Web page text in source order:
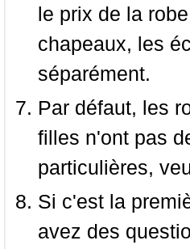
le prix de la
chapeaux, les
séparément.
Par défaut, les
filles n'ont pas
particulières,
Si c'est la
avez des